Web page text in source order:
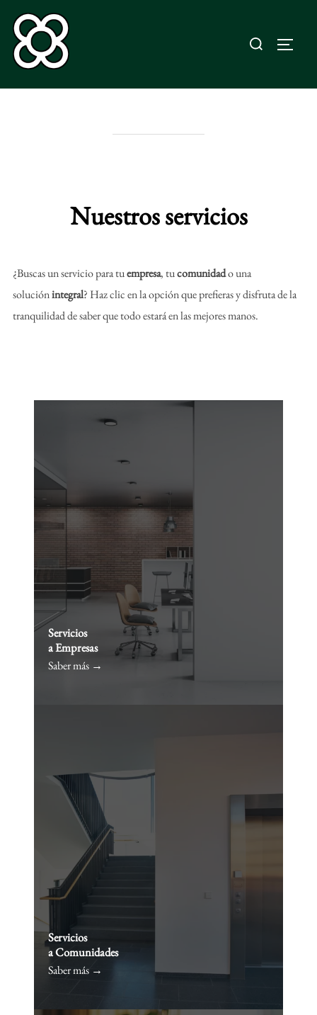
contenido
Buscar:
SERVICIOS
Nuestros servicios
¿Buscas un servicio para tuempresa, tucomunidado una
soluciónintegral? Haz clic en la opción que prefieras y disfruta de la
tranquilidad de saber que todo estará en las mejores manos.
Servicios
a Empresas
Saber más →
Servicios
a Comunidades
Saber más →